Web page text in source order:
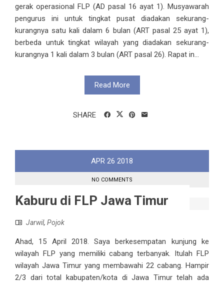
gerak operasional FLP (AD pasal 16 ayat 1). Musyawarah
pengurus ini untuk tingkat pusat diadakan sekurang-
kurangnya satu kali dalam 6 bulan (ART pasal 25 ayat 1),
berbeda untuk tingkat wilayah yang diadakan sekurang-
kurangnya 1 kali dalam 3 bulan (ART pasal 26). Rapat in...
Read More
SHARE
APR 26 2018
NO COMMENTS
Kaburu di FLP Jawa Timur
Jarwil, Pojok
Ahad, 15 April 2018. Saya berkesempatan kunjung ke
wilayah FLP yang memiliki cabang terbanyak. Itulah FLP
wilayah Jawa Timur yang membawahi 22 cabang. Hampir
2/3 dari total kabupaten/kota di Jawa Timur telah ada